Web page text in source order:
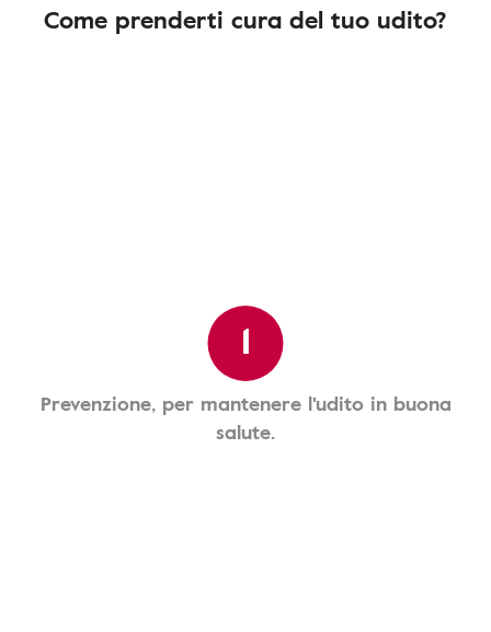
Come prenderti cura del tuo udito?
1
Prevenzione, per mantenere l'udito in buona
salute.